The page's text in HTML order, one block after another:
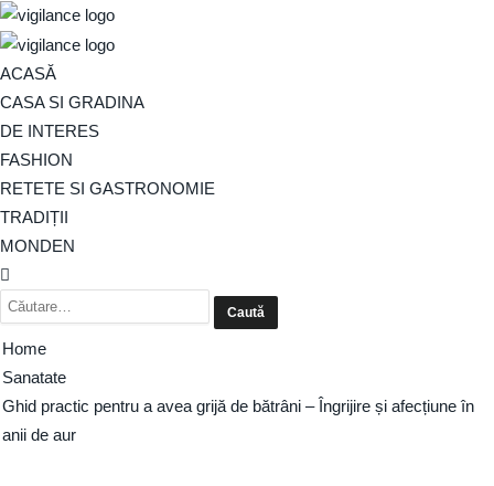
ACASĂ
CASA SI GRADINA
DE INTERES
FASHION
RETETE SI GASTRONOMIE
TRADIȚII
MONDEN
Home
Sanatate
Ghid practic pentru a avea grijă de bătrâni – Îngrijire și afecțiune în
anii de aur